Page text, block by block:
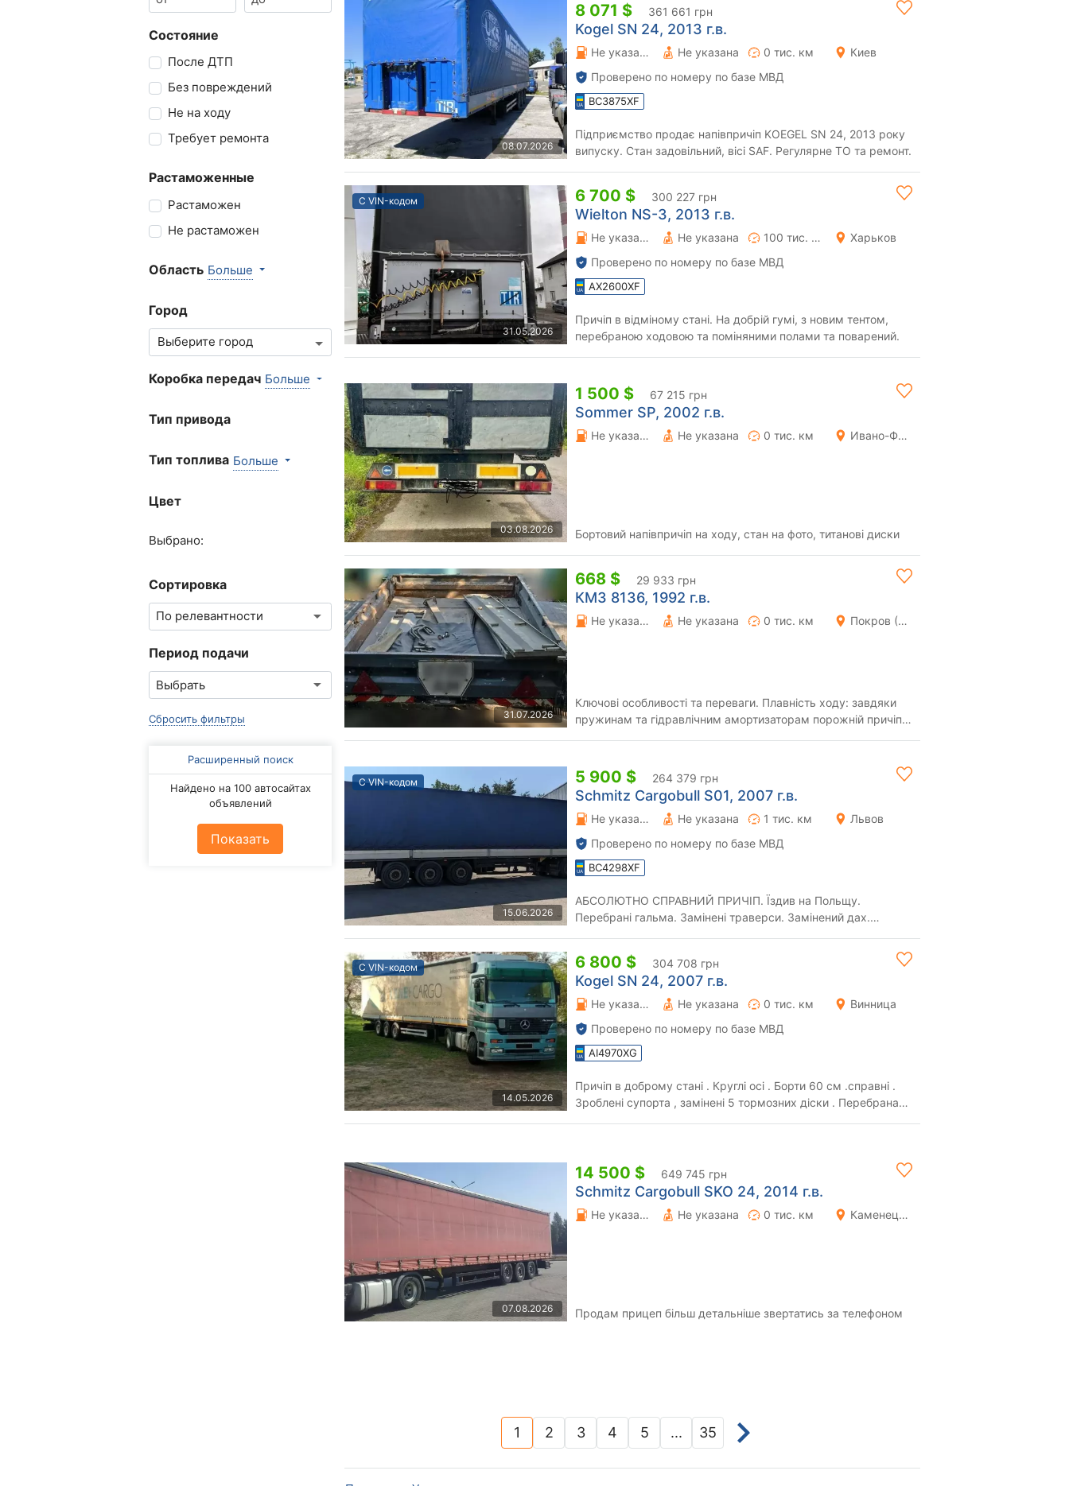
Состояние
После ДТП
Без повреждений
Не на ходу
Требует ремонта
Растаможенные
Растаможен
Не растаможен
Область Больше
Город
Коробка передач Больше
Тип привода
Тип топлива Больше
Цвет
Выбрано:
Сортировка
Период подачи
Сбросить фильтры
Расширенный поиск
Найдено на 100 автосайтах
объявлений
Показать
08.07.2026
8 071 $ 361 661 грн
Kogel SN 24, 2013 г.в.
Не указано 0 л. Не указана 0 тис. км
Киев
Проверено по номеру по базе МВД
BC3875XF
Підприємство продає напівпричіп KOEGEL SN 24, 2013 року
випуску. Стан задовільний, вісі SAF. Регулярне ТО та ремонт.
С VIN-кодом
31.05.2026
6 700 $ 300 227 грн
Wielton NS-3, 2013 г.в.
Не указано 0 л. Не указана 100 тис. км
Харьков
Проверено по номеру по базе МВД
AX2600XF
Причіп в відміному стані. На добрій гумі, з новим тентом,
перебраною ходовою та поміняними полами та поварений.
03.08.2026
1 500 $ 67 215 грн
Sommer SP, 2002 г.в.
Не указано 0 л. Не указана 0 тис. км Ивано-Франковск
Бортовий напівпричіп на ходу, стан на фото, титанові диски
31.07.2026
668 $ 29 933 грн
КМЗ 8136, 1992 г.в.
Не указано 0 л. Не указана 0 тис. км Покров (Орджоникидзе)
Ключові особливості та переваги. Плавність ходу: завдяки
пружинам та гідравлічним амортизаторам порожній причіп
С VIN-кодом
15.06.2026
5 900 $ 264 379 грн
Schmitz Cargobull S01, 2007 г.в.
Не указано 0 л. Не указана 1 тис. км
Львов
Проверено по номеру по базе МВД
BC4298XF
АБСОЛЮТНО СПРАВНИЙ ПРИЧІП. Їздив на Польщу.
Перебрані гальма. Замінені траверси. Замінений дах.
С VIN-кодом
14.05.2026
6 800 $ 304 708 грн
Kogel SN 24, 2007 г.в.
Не указано 0 л. Не указана 0 тис. км
Винница
Проверено по номеру по базе МВД
AI4970XG
Причіп в доброму стані . Круглі осі . Борти 60 см .справні .
Зроблені супорта , замінені 5 тормозних діски . Перебрана
07.08.2026
14 500 $ 649 745 грн
Schmitz Cargobull SKO 24, 2014 г.в.
Не указано 0 л. Не указана 0 тис. км Каменец-Подольский
Продам прицеп більш детальніше звертатись за телефоном
1(current)
2 3 4 5 ... 35